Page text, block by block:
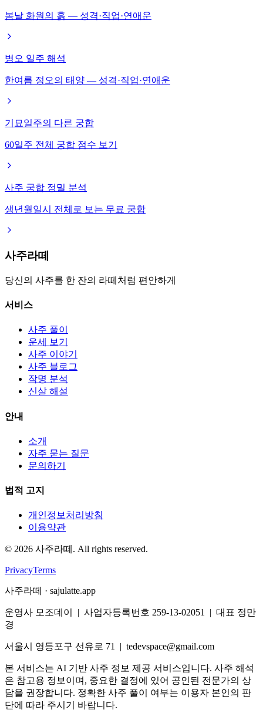
봄날 화원의 흙 — 성격·직업·연애운
병오 일주 해석
한여름 정오의 태양 — 성격·직업·연애운
기묘일주의 다른 궁합
60일주 전체 궁합 점수 보기
사주 궁합 정밀 분석
생년월일시 전체로 보는 무료 궁합
사주라떼
당신의 사주를 한 잔의 라떼처럼 편안하게
서비스
사주 풀이
운세 보기
사주 이야기
사주 블로그
작명 분석
신살 해설
안내
소개
자주 묻는 질문
문의하기
법적 고지
개인정보처리방침
이용약관
© 2026 사주라떼. All rights reserved.
PrivacyTerms
사주라떼 · sajulatte.app
운영사 모조데이 | 사업자등록번호 259-13-02051 | 대표 정만
경
서울시 영등포구 선유로 71 | tedevspace@gmail.com
본 서비스는 AI 기반 사주 정보 제공 서비스입니다. 사주 해석
은 참고용 정보이며, 중요한 결정에 있어 공인된 전문가의 상
담을 권장합니다. 정확한 사주 풀이 여부는 이용자 본인의 판
단에 따라 주시기 바랍니다.